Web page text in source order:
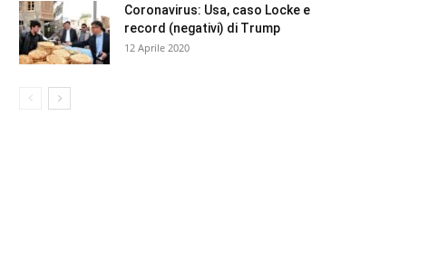
Coronavirus: Usa, caso Locke e
record (negativi) di Trump
12 Aprile 2020